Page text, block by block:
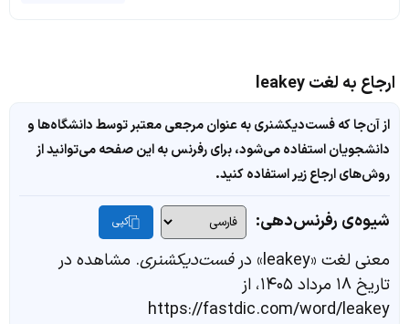
ارجاع به لغت leakey
از آن‌جا که فست‌دیکشنری به عنوان مرجعی معتبر توسط دانشگاه‌ها و
دانشجویان استفاده می‌شود، برای رفرنس به این صفحه می‌توانید از
روش‌های ارجاع زیر استفاده کنید.
شیوه‌ی رفرنس‌دهی: کپی
معنی لغت «leakey» در فست‌دیکشنری. مشاهده در
تاریخ ۱۸ مرداد ۱۴۰۵، از
https://fastdic.com/word/leakey